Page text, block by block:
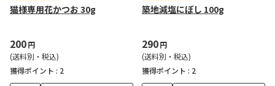
猫様専用花かつお 30g
200円
(送料別・税込)
獲得ポイント : 2
築地減塩にぼし 100g
290円
(送料別・税込)
獲得ポイント : 2